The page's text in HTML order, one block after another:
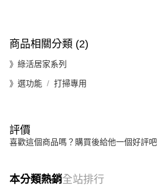
商品相關分類 (2)
》綠活居家系列
》選功能 打掃專用
評價
喜歡這個商品嗎？購買後給他一個好評吧
本分類熱銷全站排行